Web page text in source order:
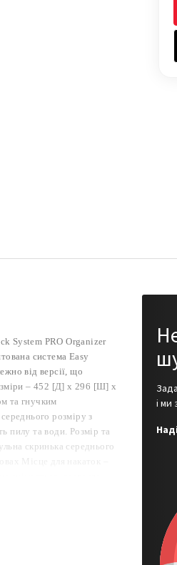
System PRO Organizer
система Easy
від версії, що
– 452 [Д] x 296 [Ш] x
та гнучким
розміру з
пилу та води. Розмір та
скринька середнього
Місце для накаток –
– інноваційні
і